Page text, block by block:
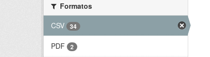
Formatos
CSV
34
PDF 2